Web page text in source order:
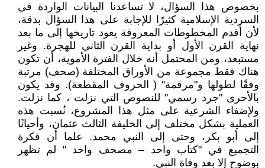
بخصوص هذا السؤال، لا تساعدنا البيانات الواردة في
السردية الإسلامية كثيرًا للإجابة على هذا السؤال بدقة،
لأن أقدم المخطوطات المعروفة يعود تاريخها إلى ما بعد
نهاية القرن الأول أو بداية القرن الثاني للهجرة. وغير
مستبعد، ومن المحتمل أنه خلال الفترة الأموية، أن تكون
هناك فقط مجموعة من الأوراق المختلفة (صحف) مرتبة
وفقًا لطولها و"مرقمة" ( الحروف المقطعة). وقد يكون
بالأحرى "جرد رسمي" للنصوص التي نزلت ، كما نزلت.
ولإضفاء الشرعية على مثل هذا المشروع، نُسبت هذه
العملية بشكل مختلف إلى الخليفة الثالث عثمان، وأحيانًا
إلى أبو بكر، وحتى إلى النبي محمد. علما أن فكرة
التجميع في "كتاب واحد – مصحف واحد " لم تظهر
بوضوح إلا بعد وفاة النبي.